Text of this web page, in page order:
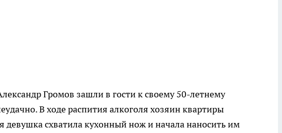
Громов зашли в гости к своему 50-летнему
В ходе распития алкоголя хозяин квартиры
схватила кухонный нож и начала наносить им